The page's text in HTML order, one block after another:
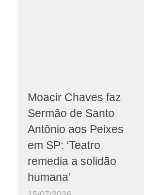
Moacir Chaves faz
Sermão de Santo
Antônio aos Peixes
em SP: ‘Teatro
remedia a solidão
humana’